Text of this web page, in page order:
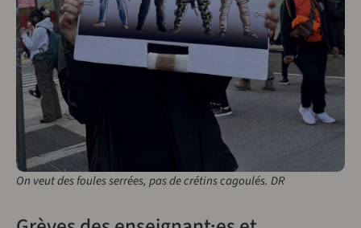
On veut des foules serrées, pas de crétins cagoulés. DR